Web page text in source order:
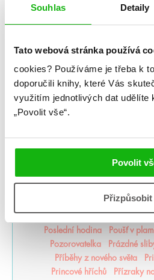
Souhlas Detaily
Tato webová stránka používá
cookies? Používáme je třeba k
doporučili knihy, které Vás
využitím jednotlivých dat udělíte
„Povolit vše“.
Povolit
Přizpůsobit
Mycelium
Mýtonoši
Naše zakázané vášně
Nejjasnější hvězdy
nejpo
Někdo jako ty
Neřádi
Odkaz dračích jezdců
Opačno
Ostrov živlů Ostrovy
Pamatuj na
Pomsta & rozbřesk
Popel a
Poslední hodina
Poušť v
Pozorovatelka
Prázdné
Příběhy z nového světa
Princové hříchů
Přízraky